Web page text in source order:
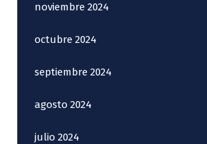
noviembre 2024
octubre 2024
septiembre 2024
agosto 2024
julio 2024